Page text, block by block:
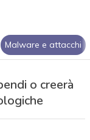
Malware e attacchi
o creerà